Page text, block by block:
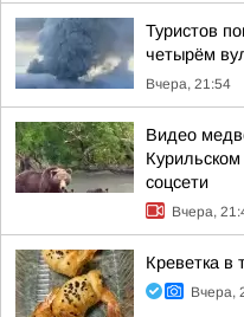
Туристов
четырём
Вчера, 21:54
Видео
соцсети
Вчера,
Креветка в
Вчера,